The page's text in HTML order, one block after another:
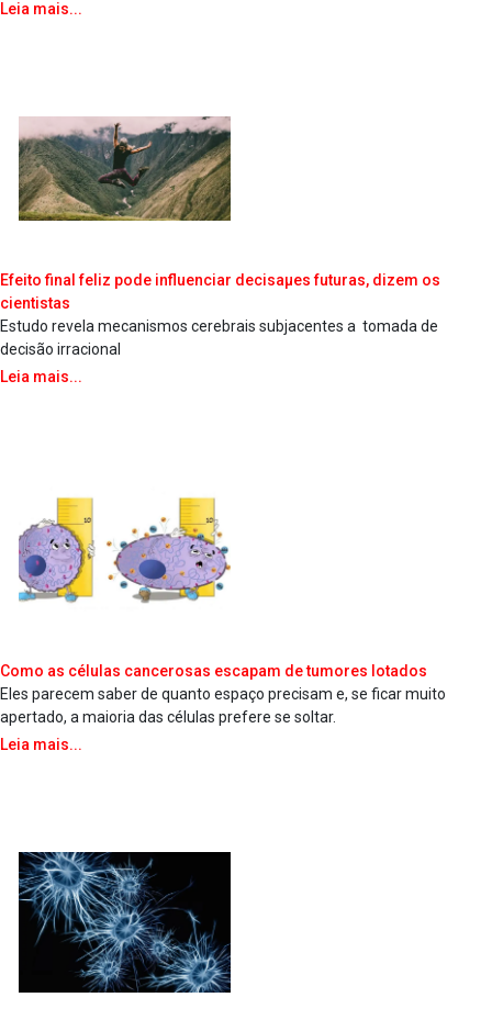
Leia mais...
Efeito final feliz pode influenciar decisaµes futuras, dizem os
cientistas
Estudo revela mecanismos cerebrais subjacentes a tomada de
decisão irracional
Leia mais...
Como as células cancerosas escapam de tumores lotados
Eles parecem saber de quanto espaço precisam e, se ficar muito
apertado, a maioria das células prefere se soltar.
Leia mais...